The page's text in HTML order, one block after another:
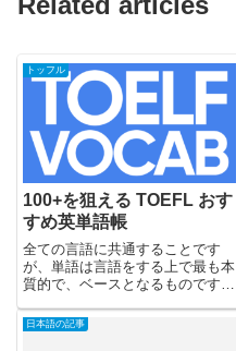
トッフル
100+を狙える TOEFL おす
すめ英単語帳
全ての言語に共通することです
が、単語は言語をする上で最も本
質的で、ベースとなるものです。
け多くの表現を覚えたり、言い回
しができるようになります。
日本語の記事